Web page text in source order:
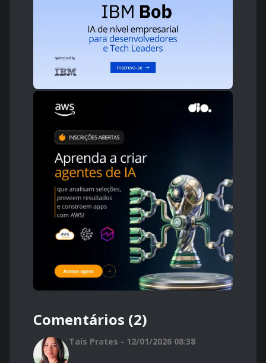
Comentários (2)
Taís Prates - 12/01/2026 08:38